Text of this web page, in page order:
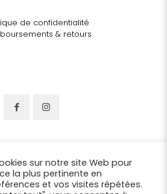
de confidentialité
& retours
sur notre site Web pour
la plus pertinente en
et vos visites répétées.